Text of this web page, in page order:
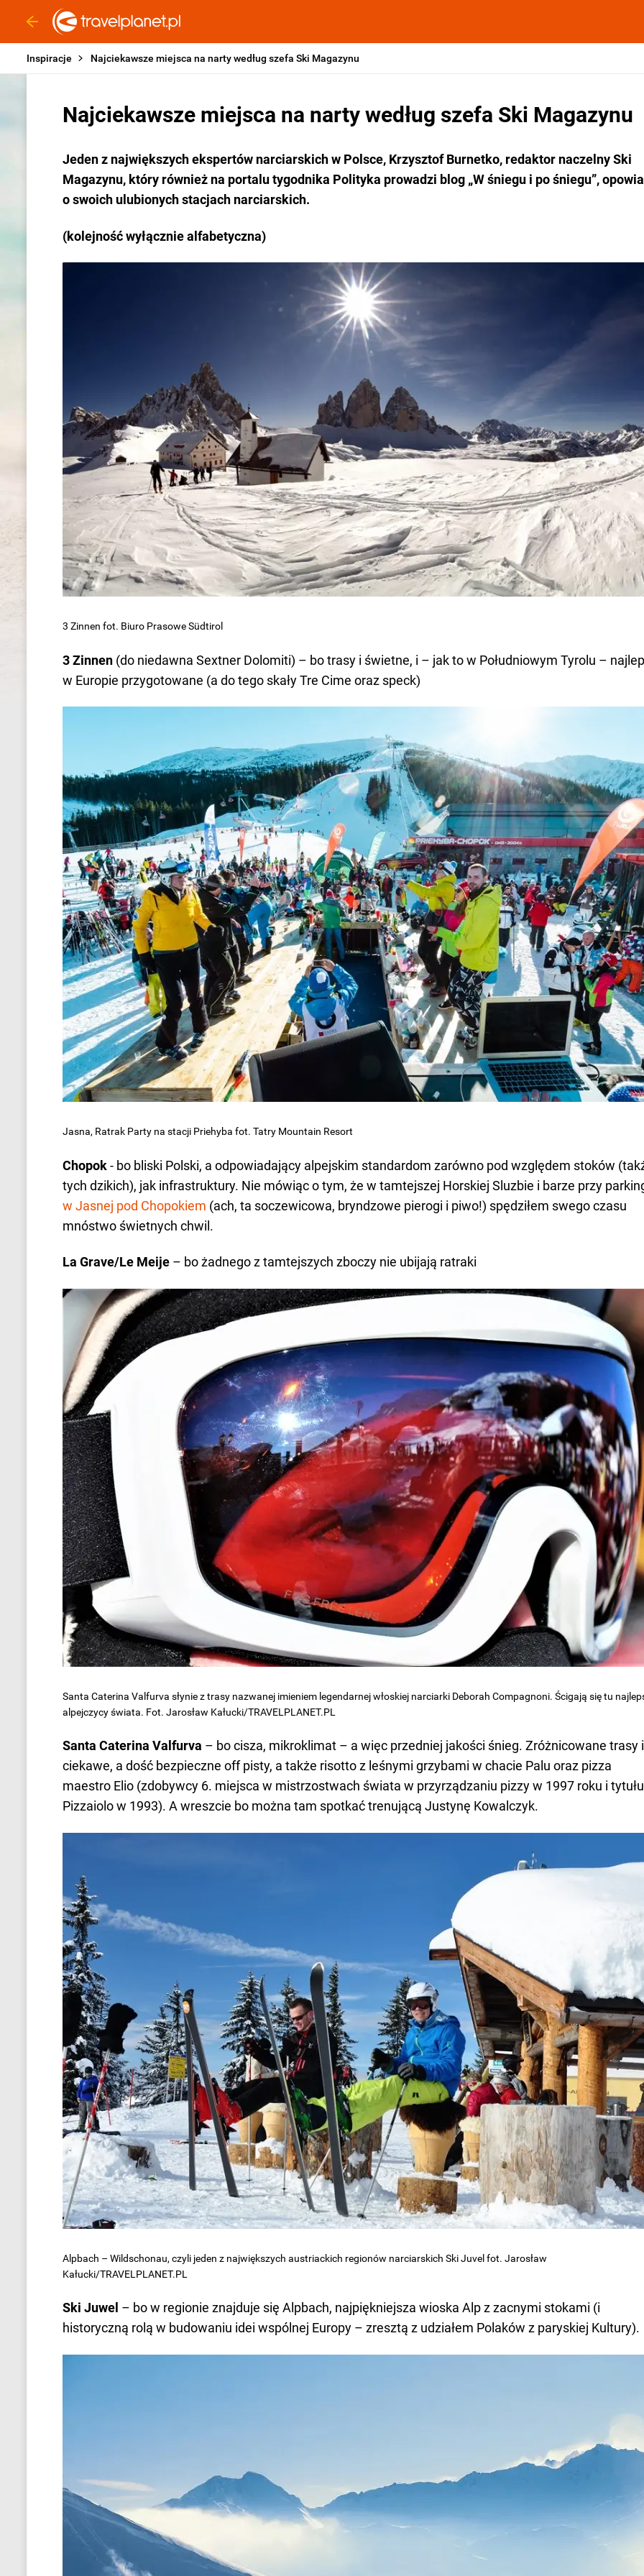
Inspiracje Najciekawsze miejsca na narty według szefa Ski Magazynu
Najciekawsze miejsca na narty według szefa Ski Magazynu
Jeden z największych ekspertów narciarskich w Polsce, Krzysztof Burnetko, redaktor naczelny Ski
Magazynu, który również na portalu tygodnika Polityka prowadzi blog „W śniegu i po śniegu”,
o swoich ulubionych stacjach narciarskich.
(kolejność wyłącznie alfabetyczna)
3 Zinnen fot. Biuro Prasowe Südtirol
3 Zinnen (do niedawna Sextner Dolomiti) – bo trasy i świetne, i – jak to w Południowym Tyrolu –
w Europie przygotowane (a do tego skały Tre Cime oraz speck)
Jasna, Ratrak Party na stacji Priehyba fot. Tatry Mountain Resort
Chopok- bo bliski Polski, a odpowiadający alpejskim standardom zarówno pod względem stoków
tych dzikich), jak infrastruktury. Nie mówiąc o tym, że w tamtejszej Horskiej Sluzbie i barze przy
w Jasnej pod Chopokiem (ach, ta soczewicowa, bryndzowe pierogi i piwo!) spędziłem swego czasu
mnóstwo świetnych chwil.
La Grave/Le Meije – bo żadnego z tamtejszych zboczy nie ubijają ratraki
Santa Caterina Valfurva słynie z trasy nazwanej imieniem legendarnej włoskiej narciarki Deborah Compagnoni. Ścigają się tu
alpejczycy świata. Fot. Jarosław Kałucki/TRAVELPLANET.PL
Santa Caterina Valfurva – bo cisza, mikroklimat – a więc przedniej jakości śnieg. Zróżnicowane trasy i
ciekawe, a dość bezpieczne off pisty, a także risotto z leśnymi grzybami w chacie Palu oraz pizza
maestro Elio (zdobywcy 6. miejsca w mistrzostwach świata w przyrządzaniu pizzy w 1997 roku i tytułu
Pizzaiolo w 1993). A wreszcie bo można tam spotkać trenującą Justynę Kowalczyk.
Alpbach – Wildschonau, czyli jeden z największych austriackich regionów narciarskich Ski Juvel fot. Jarosław
Kałucki/TRAVELPLANET.PL
Ski Juwel – bo w regionie znajduje się Alpbach, najpiękniejsza wioska Alp z zacnymi stokami (i
historyczną rolą w budowaniu idei wspólnej Europy – zresztą z udziałem Polaków z paryskiej Kultury).